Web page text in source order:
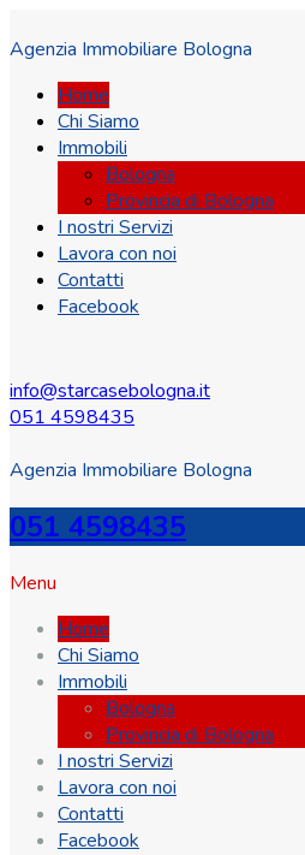
Agenzia Immobiliare Bologna
Home
Chi Siamo
Immobili
Bologna
Provincia di Bologna
I nostri Servizi
Lavora con noi
Contatti
Facebook
info@starcasebologna.it
051 4598435
Agenzia Immobiliare Bologna
051 4598435
Menu
Home
Chi Siamo
Immobili
Bologna
Provincia di Bologna
I nostri Servizi
Lavora con noi
Contatti
Facebook